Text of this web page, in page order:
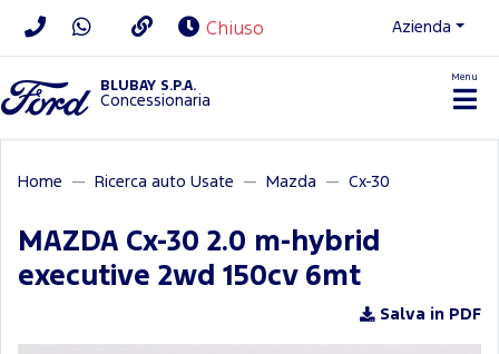
Chiuso Azienda
BLUBAY S.P.A.
Concessionaria
Menu
Home Ricerca auto Usate Mazda Cx-30
MAZDA Cx-30 2.0 m-hybrid
executive 2wd 150cv 6mt
Salva in PDF